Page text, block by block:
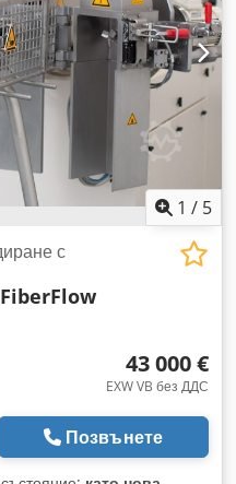
1 / 5
с
FiberFlow
43 000 €
EXW VB без ДДС
Позвънете